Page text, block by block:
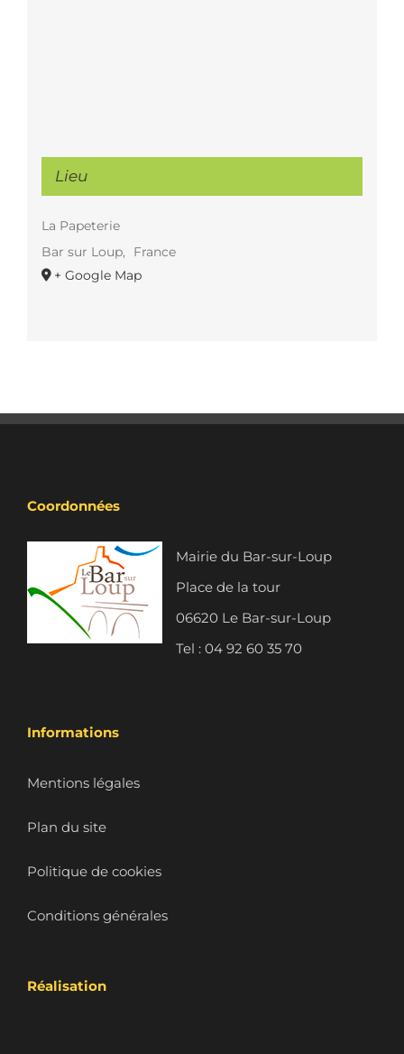
Lieu
La Papeterie
Bar sur Loup,
France
+ Google Map
Coordonnées
Mairie du Bar-sur-Loup
Place de la tour
06620 Le Bar-sur-Loup
Tel : 04 92 60 35 70
Informations
Mentions légales
Plan du site
Politique de cookies
Conditions générales
Réalisation